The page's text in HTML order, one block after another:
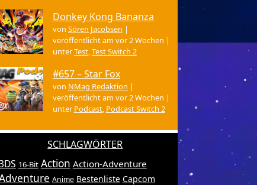
Donkey Kong Bananza
von Sören Jacobsen |
veröffentlicht am vor 2 Wochen |
unterTest,Test Switch 2
#657 – Star Fox
von NMag Redaktion |
veröffentlicht am vor 2 Wochen |
unter Podcast, Podcast Switch 2
SCHLAGWÖRTER
16-Bit Action Action-Adventure
Anime Bestenliste Capcom